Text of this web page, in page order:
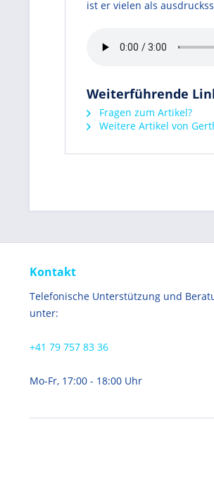
ist er vielen als
Weiterführende
Fragen zum Artikel?
Weitere Artikel von
Kontakt
Telefonische Unterstützung und
unter:
+41 79 757 83 36
Mo-Fr, 17:00 - 18:00 Uhr